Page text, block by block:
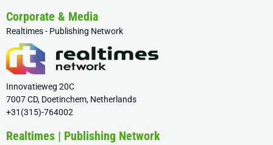
Corporate & Media
Realtimes - Publishing Network
Innovatieweg 20C
7007 CD, Doetinchem, Netherlands
+31(315)-764002
Realtimes | Publishing Network